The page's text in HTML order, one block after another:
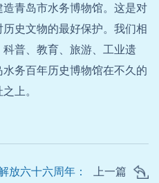
青岛市水务博物馆。这是对
史文物的最好保护。我们相
普、教育、旅游、工业遗
务百年历史博物馆在不久的
上。
放六十六周年： 上一篇